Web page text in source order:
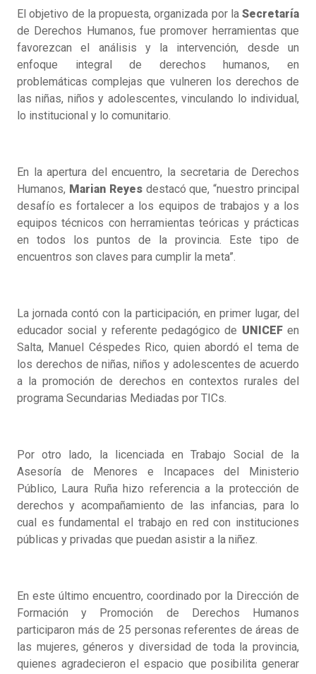
El objetivo de la propuesta, organizada por la Secretaría
de Derechos Humanos, fue promover herramientas que
favorezcan el análisis y la intervención, desde un
enfoque integral de derechos humanos, en
problemáticas complejas que vulneren los derechos de
las niñas, niños y adolescentes, vinculando lo individual,
lo institucional y lo comunitario.
En la apertura del encuentro, la secretaria de Derechos
Humanos, Marian Reyesdestacó que, “nuestro principal
desafío es fortalecer a los equipos de trabajos y a los
equipos técnicos con herramientas teóricas y prácticas
en todos los puntos de la provincia. Este tipo de
encuentros son claves para cumplir la meta”.
La jornada contó con la participación, en primer lugar, del
educador social y referente pedagógico de UNICEFen
Salta, Manuel Céspedes Rico, quien abordó el tema de
los derechos de niñas, niños y adolescentes de acuerdo
a la promoción de derechos en contextos rurales del
programa Secundarias Mediadas por TICs.
Por otro lado, la licenciada en Trabajo Social de la
Asesoría de Menores e Incapaces del Ministerio
Público, Laura Ruña hizo referencia a la protección de
derechos y acompañamiento de las infancias, para lo
cual es fundamental el trabajo en red con instituciones
públicas y privadas que puedan asistir a la niñez.
En este último encuentro, coordinado por la Dirección de
Formación y Promoción de Derechos Humanos
participaron más de 25 personas referentes de áreas de
las mujeres, géneros y diversidad de toda la provincia,
quienes agradecieron el espacio que posibilita generar